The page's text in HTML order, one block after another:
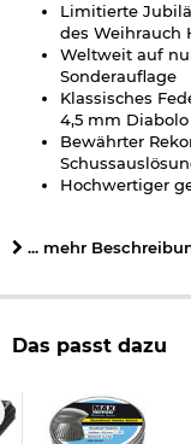
Limitierte
des Weihrauch
Weltweit auf
Sonderauflage
Klassisches
4,5 mm Diabolo
Bewährter
Hochwertiger
Automatische
Jubiläums-
Made in
und
... mehr
Das passt dazu